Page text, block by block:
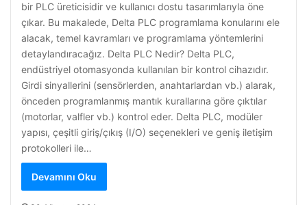
bir PLC üreticisidir ve kullanıcı dostu tasarımlarıyla öne
çıkar. Bu makalede, Delta PLC programlama konularını ele
alacak, temel kavramları ve programlama yöntemlerini
detaylandıracağız. Delta PLC Nedir? Delta PLC,
endüstriyel otomasyonda kullanılan bir kontrol cihazıdır.
Girdi sinyallerini (sensörlerden, anahtarlardan vb.) alarak,
önceden programlanmış mantık kurallarına göre çıktılar
(motorlar, valfler vb.) kontrol eder. Delta PLC, modüler
yapısı, çeşitli giriş/çıkış (I/O) seçenekleri ve geniş iletişim
protokolleri ile…
Devamını Oku